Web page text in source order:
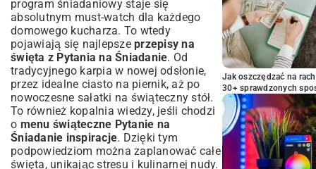
program śniadaniowy staje się
absolutnym must-watch dla każdego
domowego kucharza. To wtedy
pojawiają się najlepsze przepisy na
święta z Pytania na Śniadanie. Od
tradycyjnego karpia w nowej odsłonie,
przez idealne ciasto na piernik, aż po
nowoczesne sałatki na świąteczny stół.
To również kopalnia wiedzy, jeśli chodzi
o menu świąteczne Pytanie na
Śniadanie inspiracje. Dzięki tym
podpowiedziom można zaplanować całe
święta, unikając stresu i kulinarnej nudy.
Jak oszczędzać na
30+ sprawdzonych